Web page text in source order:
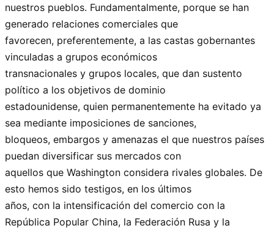
nuestros pueblos. Fundamentalmente, porque se han
generado relaciones comerciales que
favorecen, preferentemente, a las castas gobernantes
vinculadas a grupos económicos
transnacionales y grupos locales, que dan sustento
político a los objetivos de dominio
estadounidense, quien permanentemente ha evitado ya
sea mediante imposiciones de sanciones,
bloqueos, embargos y amenazas el que nuestros países
puedan diversificar sus mercados con
aquellos que Washington considera rivales globales. De
esto hemos sido testigos, en los últimos
años, con la intensificación del comercio con la
República Popular China, la Federación Rusa y la